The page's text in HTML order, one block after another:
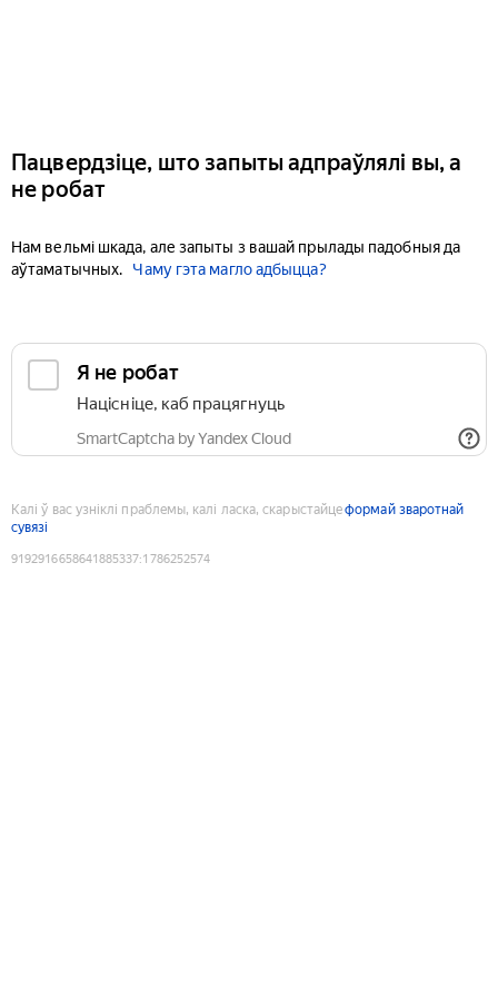
Пацвердзіце, што запыты адпраўлялі вы, а
не робат
Нам вельмі шкада, але запыты з вашай прылады падобныя да
аўтаматычных.
Чаму гэта магло адбыцца?
Я не робат
Націсніце, каб працягнуць
SmartCaptcha by Yandex Cloud
Калі ў вас узніклі праблемы, калі ласка, скарыстайцеформай зваротнай
сувязі
9192916658641885337:1786252574